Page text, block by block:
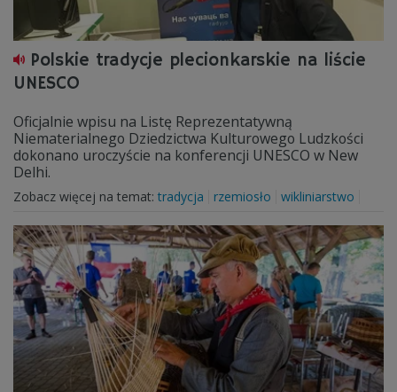
Polskie tradycje plecionkarskie na liście
UNESCO
Oficjalnie wpisu na Listę Reprezentatywną
Niematerialnego Dziedzictwa Kulturowego Ludzkości
dokonano uroczyście na konferencji UNESCO w New
Delhi.
Zobacz więcej na temat: tradycja rzemiosło wikliniarstwo